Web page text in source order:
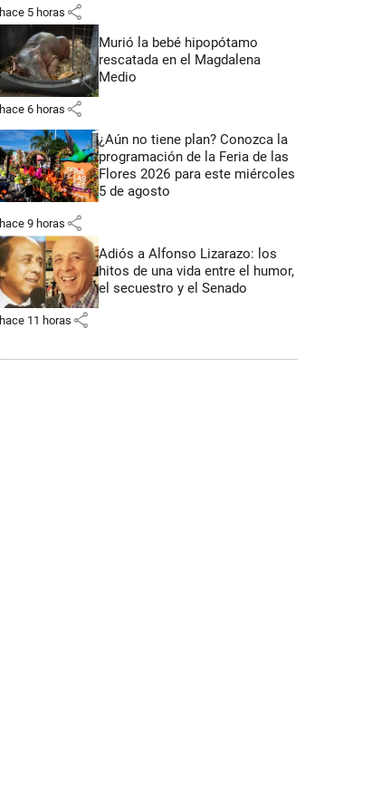
hace 5 horas share
Murió la bebé hipopótamo
rescatada en el Magdalena
Medio
hace 6 horas share
¿Aún no tiene plan? Conozca la
programación de la Feria de las
Flores 2026 para este miércoles
5 de agosto
hace 9 horas share
Adiós a Alfonso Lizarazo: los
hitos de una vida entre el humor,
el secuestro y el Senado
hace 11 horas share